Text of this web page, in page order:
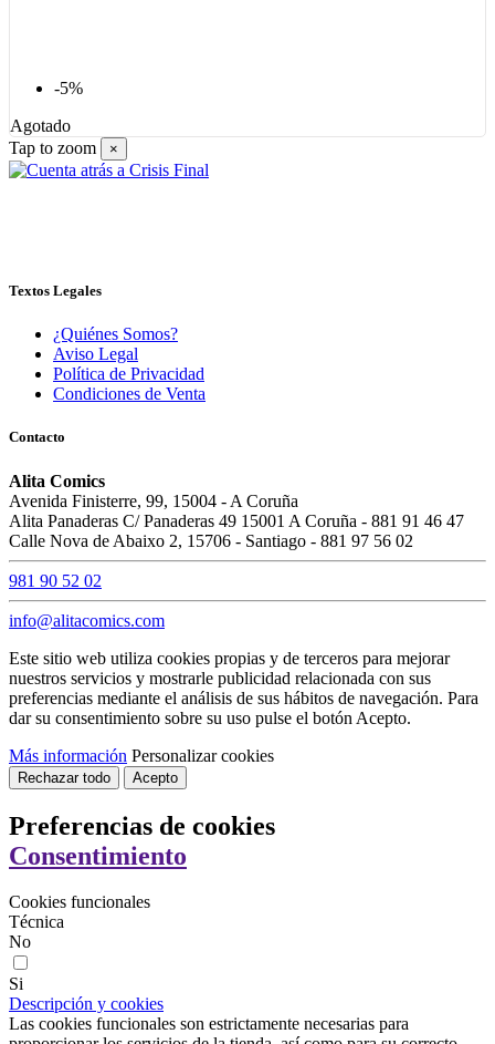
-5%
Agotado
Tap to zoom
×
Textos Legales
¿Quiénes Somos?
Aviso Legal
Política de Privacidad
Condiciones de Venta
Contacto
Alita Comics
Avenida Finisterre, 99, 15004 - A Coruña
Alita Panaderas C/ Panaderas 49 15001 A Coruña - 881 91 46 47
Calle Nova de Abaixo 2, 15706 - Santiago - 881 97 56 02
981 90 52 02
info@alitacomics.com
Este sitio web utiliza cookies propias y de terceros para mejorar
nuestros servicios y mostrarle publicidad relacionada con sus
preferencias mediante el análisis de sus hábitos de navegación. Para
dar su consentimiento sobre su uso pulse el botón Acepto.
Más información Personalizar cookies
Rechazar todo Acepto
Preferencias de cookies
Consentimiento
Cookies funcionales
Técnica
No
Si
Descripción y cookies
Las cookies funcionales son estrictamente necesarias para